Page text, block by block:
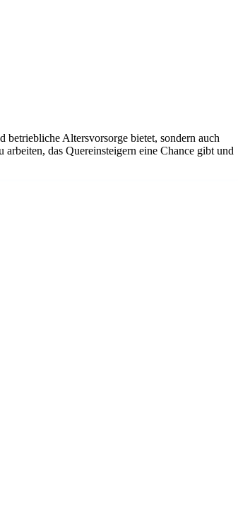
Altersvorsorge bietet, sondern auch
das Quereinsteigern eine Chance gibt und